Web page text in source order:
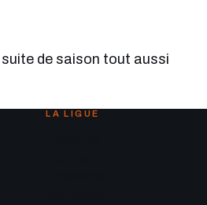
suite de saison tout aussi
LA LIGUE